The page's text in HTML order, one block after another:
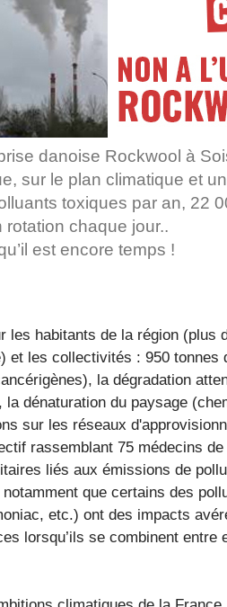
danoise Rockwool à
sur le plan climatique et
toxiques par an, 22
chaque jour..
est encore temps !
les habitants de la région (plus
et les collectivités : 950 tonnes
la dégradation
dénaturation du paysage
sur les réseaux
rassemblant 75 médecins
liés aux émissions de
que certains des
etc.) ont des impacts
lorsqu’ils se combinent entre